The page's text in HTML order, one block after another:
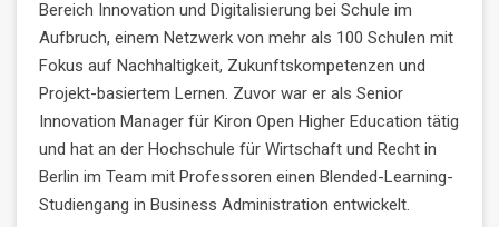
Bereich Innovation und Digitalisierung bei Schule im
Aufbruch, einem Netzwerk von mehr als 100 Schulen mit
Fokus auf Nachhaltigkeit, Zukunftskompetenzen und
Projekt-basiertem Lernen. Zuvor war er als Senior
Innovation Manager für Kiron Open Higher Education tätig
und hat an der Hochschule für Wirtschaft und Recht in
Berlin im Team mit Professoren einen Blended-Learning-
Studiengang in Business Administration entwickelt.